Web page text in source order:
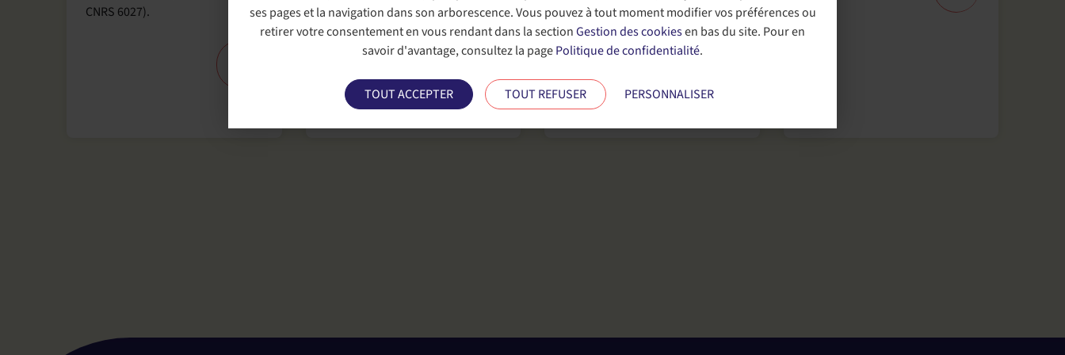
CNRS 6027).
est un laboratoire de référence
en ingénierie des matériaux et
des systèmes mécaniques.
ses pages et la navigation dans son arborescence. Vous pouvez à tout moment modifier vos préférences ou
retirer votre consentement en vous rendant dans la sectionGestion des cookiesen bas du site. Pour en
savoir d'avantage, consultez la pagePolitique de confidentialité.
TOUT ACCEPTER TOUT REFUSER PERSONNALISER